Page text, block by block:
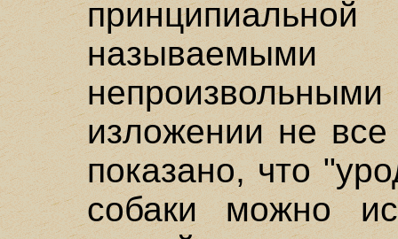
называемыми
изложении не
показано, что
собаки можно